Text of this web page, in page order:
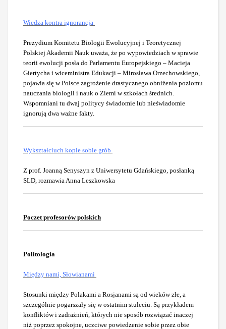
Wiedza kontra ignorancja
Prezydium Komitetu Biologii Ewolucyjnej i Teoretycznej
Polskiej Akademii Nauk uważa, że po wypowiedziach w sprawie
teorii ewolucji posła do Parlamentu Europejskiego – Macieja
Giertycha i wiceministra Edukacji – Mirosława Orzechowskiego,
pojawia się w Polsce zagrożenie drastycznego obniżenia poziomu
nauczania biologii i nauk o Ziemi w szkołach średnich.
Wspomniani tu dwaj politycy świadomie lub nieświadomie
ignorują dwa ważne fakty.
Wykształciuch kopie sobie grób
Z prof. Joanną Senyszyn z Uniwersytetu Gdańskiego, posłanką
SLD, rozmawia Anna Leszkowska
Poczet profesorów polskich
Politologia
Między nami, Słowianami
Stosunki między Polakami a Rosjanami są od wieków złe, a
szczególnie pogarszały się w ostatnim stuleciu. Są przykładem
konfliktów i zadrażnień, których nie sposób rozwiązać inaczej
niż poprzez spokojne, uczciwe powiedzenie sobie przez obie